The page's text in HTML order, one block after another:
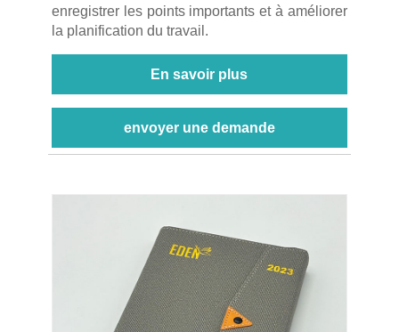
enregistrer les points importants et à améliorer
la planification du travail.
En savoir plus
envoyer une demande